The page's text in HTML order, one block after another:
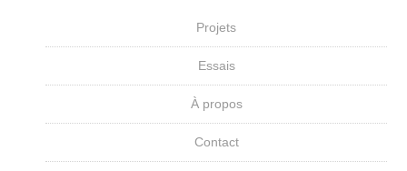
Projets
Essais
À propos
Contact